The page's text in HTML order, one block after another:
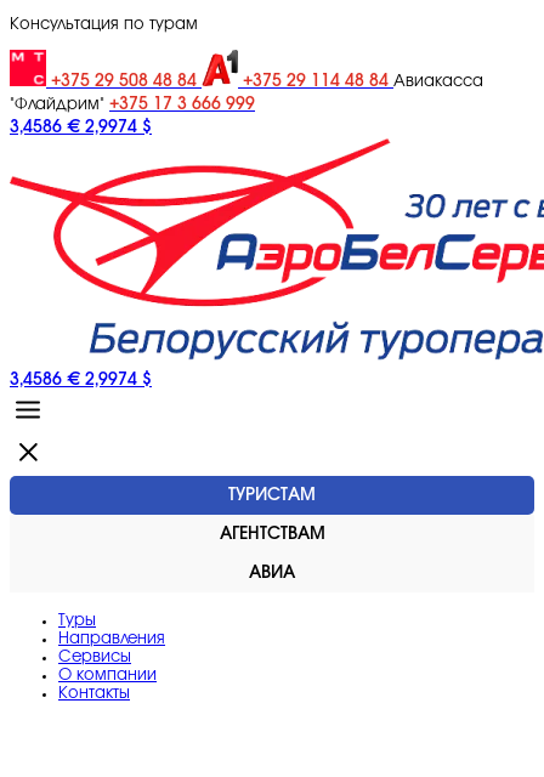
Консультация по турам
+375 29 508 48 84 +375 29 114 48 84 Авиакасса
"Флайдрим" +375 17 3 666 999
3,4586 € 2,9974 $
3,4586 € 2,9974 $
ТУРИСТАМ
АГЕНТСТВАМ
АВИА
Туры
Направления
Сервисы
O компании
Контакты